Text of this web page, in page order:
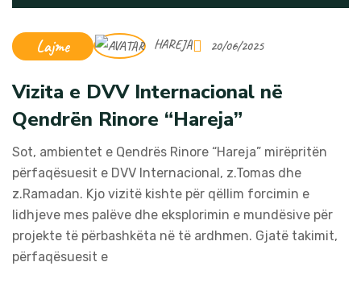
Lajme HAREJA 20/06/2025
Vizita e DVV Internacional në
Qendrën Rinore “Hareja”
Sot, ambientet e Qendrës Rinore “Hareja” mirëpritën
përfaqësuesit e DVV Internacional, z.Tomas dhe
z.Ramadan. Kjo vizitë kishte për qëllim forcimin e
lidhjeve mes palëve dhe eksplorimin e mundësive për
projekte të përbashkëta në të ardhmen. Gjatë takimit,
përfaqësuesit e